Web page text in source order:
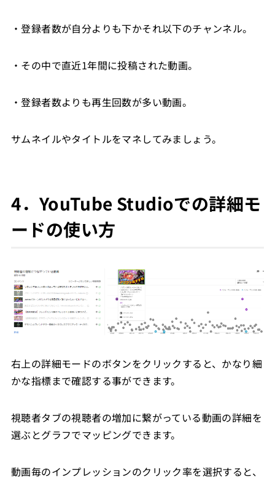
・登録者数が自分よりも下かそれ以下のチャンネル。
・その中で直近1年間に投稿された動画。
・登録者数よりも再生回数が多い動画。
サムネイルやタイトルをマネしてみましょう。
4．YouTube Studioでの詳細モ
ードの使い方
右上の詳細モードのボタンをクリックすると、かなり細
かな指標まで確認する事ができます。
視聴者タブの視聴者の増加に繋がっている動画の詳細を
選ぶとグラフでマッピングできます。
動画毎のインプレッションのクリック率を選択すると、